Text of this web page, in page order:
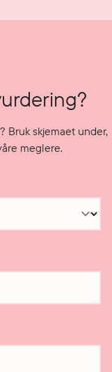
Bruk skjemaet under,
meglere.